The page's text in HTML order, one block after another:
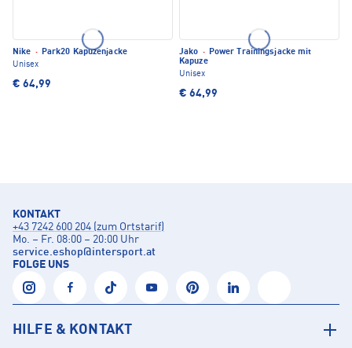
Nike · Park20 Kapuzenjacke
Unisex
€ 64,99
Jako · Power Trainingsjacke mit
Kapuze
Unisex
€ 64,99
KONTAKT
+43 7242 600 204 (zum Ortstarif)
Mo. – Fr. 08:00 – 20:00 Uhr
service.eshop@intersport.at
FOLGE UNS
HILFE & KONTAKT